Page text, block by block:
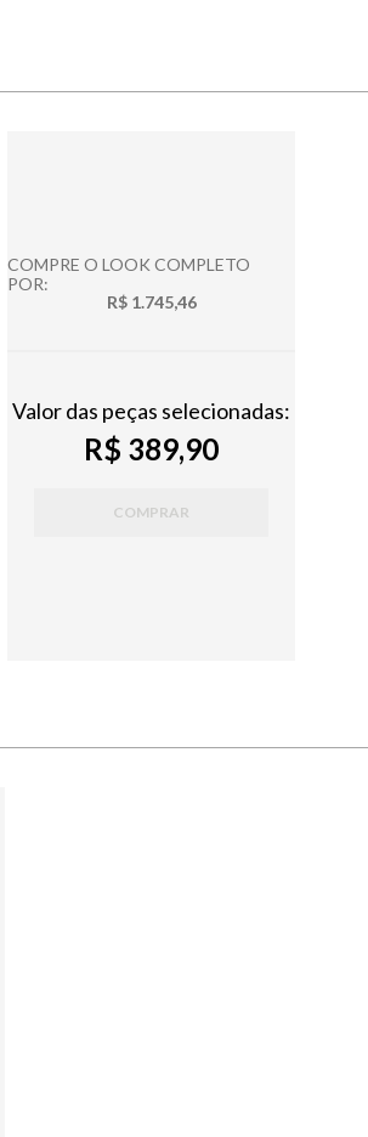
ADICIONAR
COMPRE O LOOK COMPLETO
POR:
R$ 1.745,46
Valor das peças selecionadas:
R$ 389,90
COMPRAR